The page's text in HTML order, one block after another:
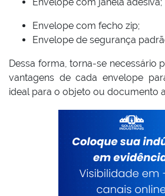
Envelope com fecho zip;
Envelope de segurança
Dessa forma, torna-se necessário
vantagens de cada envelope
ideal para o objeto ou documento